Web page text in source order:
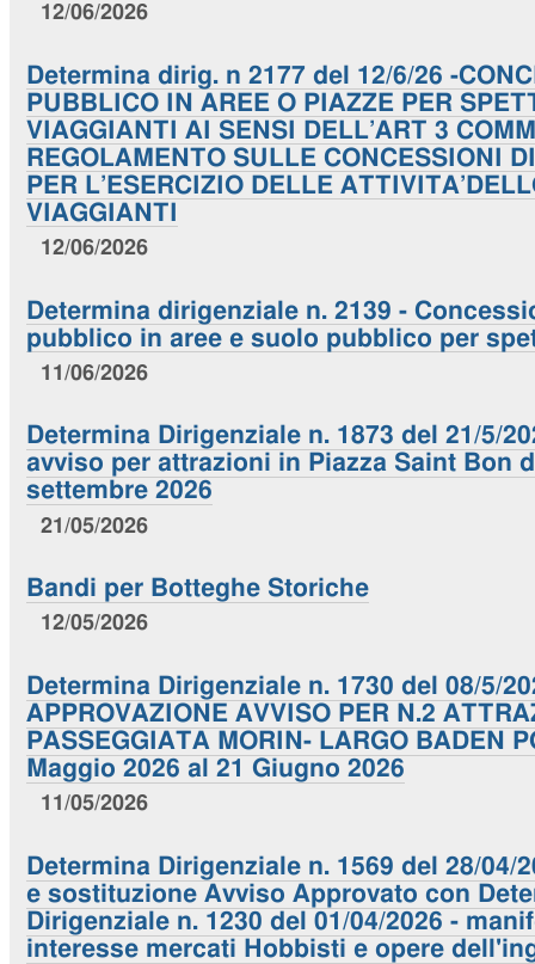
12/06/2026
Determina dirig. n 2177 del 12/6/26 -
PUBBLICO IN AREE O PIAZZE PER
VIAGGIANTI AI SENSI DELL’ART 3
REGOLAMENTO SULLE CONCESSIONI
PER L’ESERCIZIO DELLE
VIAGGIANTI
12/06/2026
Determina dirigenziale n. 2139 -
pubblico in aree e suolo pubblico per
11/06/2026
Determina Dirigenziale n. 1873 del 21/5/
avviso per attrazioni in Piazza Saint Bon
settembre 2026
21/05/2026
Bandi per Botteghe Storiche
12/05/2026
Determina Dirigenziale n. 1730 del 08/5/
APPROVAZIONE AVVISO PER N.2
PASSEGGIATA MORIN- LARGO BADEN
Maggio 2026 al 21 Giugno 2026
11/05/2026
Determina Dirigenziale n. 1569 del 28/04/
e sostituzione Avviso Approvato con
Dirigenziale n. 1230 del 01/04/2026 -
interesse mercati Hobbisti e opere